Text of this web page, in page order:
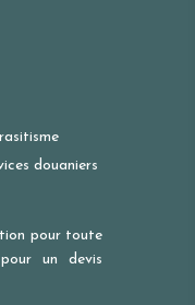
douaniers
pour toute
un devis